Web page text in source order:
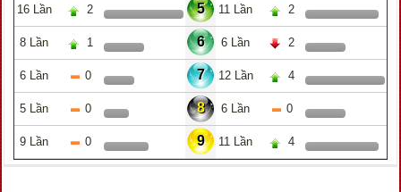
16 Lần 2 5 11 Lần 2
8 Lần 1 6 6 Lần 2
6 Lần 0 7 12 Lần 4
5 Lần 0 8 6 Lần 0
9 Lần 0 9 11 Lần 4